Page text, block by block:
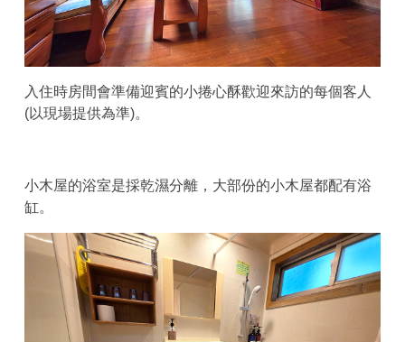
入住時房間會準備迎賓的小捲心酥歡迎來訪的每個客人
(以現場提供為準)。
小木屋的浴室是採乾濕分離，大部份的小木屋都配有浴
缸。